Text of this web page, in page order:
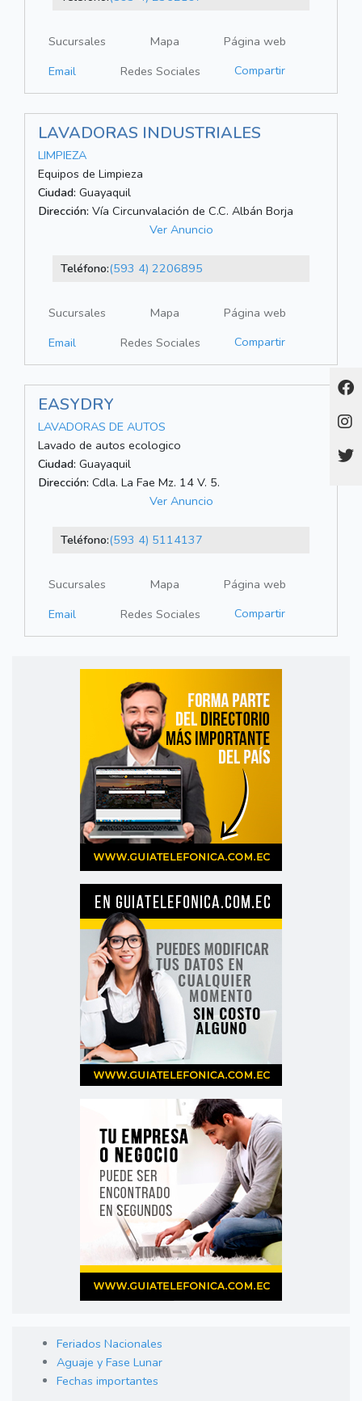
Sucursales Mapa
Página web
Email
Redes Sociales Compartir
LAVADORAS INDUSTRIALES
LIMPIEZA
Equipos de Limpieza
Ciudad: Guayaquil
Dirección: Vía Circunvalación de C.C. Albán Borja
Ver Anuncio
Teléfono:(593 4) 2206895
Sucursales Mapa
Página web
Email
Redes Sociales Compartir
EASYDRY
LAVADORAS DE AUTOS
Lavado de autos ecologico
Ciudad: Guayaquil
Dirección: Cdla. La Fae Mz. 14 V. 5.
Ver Anuncio
Teléfono:(593 4) 5114137
Sucursales Mapa
Página web
Email
Redes Sociales Compartir
Feriados Nacionales
Aguaje y Fase Lunar
Fechas importantes